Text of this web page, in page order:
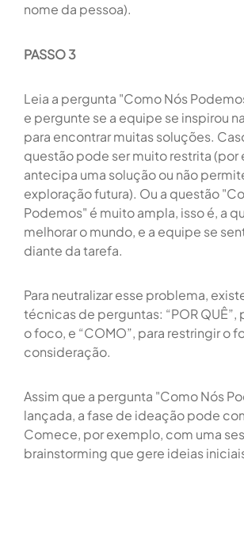
nome da pessoa).
PASSO 3
Leia a pergunta "Como Nós
e pergunte se a equipe se inspirou
para encontrar muitas soluções.
questão pode ser muito restrita (por
antecipa uma solução ou não
exploração futura). Ou a questão
Podemos" é muito ampla, isso é, a
melhorar o mundo, e a equipe se
diante da tarefa.
Para neutralizar esse problema,
técnicas de perguntas: “POR QUÊ”,
o foco, e “COMO”, para restringir o
consideração.
Assim que a pergunta "Como Nós
lançada, a fase de ideação pode
Comece, por exemplo, com uma
brainstorming que gere ideias